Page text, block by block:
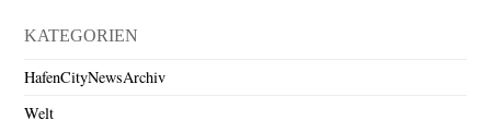
KATEGORIEN
HafenCityNewsArchiv
Welt